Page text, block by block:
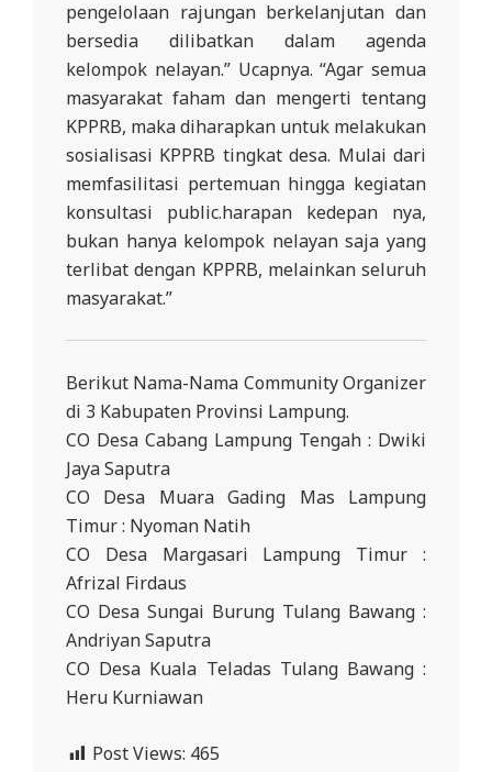
pengelolaan rajungan berkelanjutan dan
bersedia dilibatkan dalam agenda
kelompok nelayan.” Ucapnya. “Agar semua
masyarakat faham dan mengerti tentang
KPPRB, maka diharapkan untuk melakukan
sosialisasi KPPRB tingkat desa. Mulai dari
memfasilitasi pertemuan hingga kegiatan
konsultasi public.harapan kedepan nya,
bukan hanya kelompok nelayan saja yang
terlibat dengan KPPRB, melainkan seluruh
masyarakat.”
Berikut Nama-Nama Community Organizer
di 3 Kabupaten Provinsi Lampung.
CO Desa Cabang Lampung Tengah : Dwiki
Jaya Saputra
CO Desa Muara Gading Mas Lampung
Timur : Nyoman Natih
CO Desa Margasari Lampung Timur :
Afrizal Firdaus
CO Desa Sungai Burung Tulang Bawang :
Andriyan Saputra
CO Desa Kuala Teladas Tulang Bawang :
Heru Kurniawan
Post Views: 465